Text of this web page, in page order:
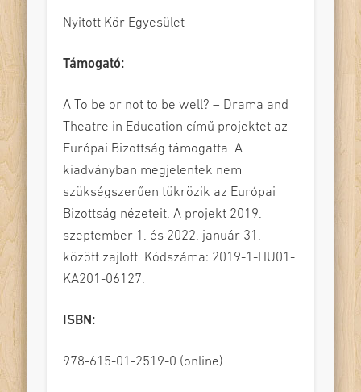
Nyitott Kör Egyesület
Támogató:
A To be or not to be well? – Drama and
Theatre in Education című projektet az
Európai Bizottság támogatta. A
kiadványban megjelentek nem
szükségszerűen tükrözik az Európai
Bizottság nézeteit. A projekt 2019.
szeptember 1. és 2022. január 31.
között zajlott. Kódszáma: 2019-1-HU01-
KA201-06127.
ISBN:
978-615-01-2519-0 (online)